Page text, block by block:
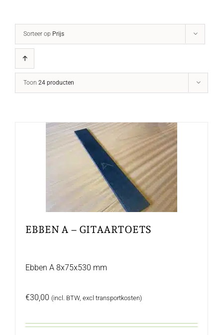
Sorteer op Prijs
Toon 24 producten
EBBEN A – GITAARTOETS
Ebben A 8x75x530 mm
€30,00 (incl. BTW, excl transportkosten)